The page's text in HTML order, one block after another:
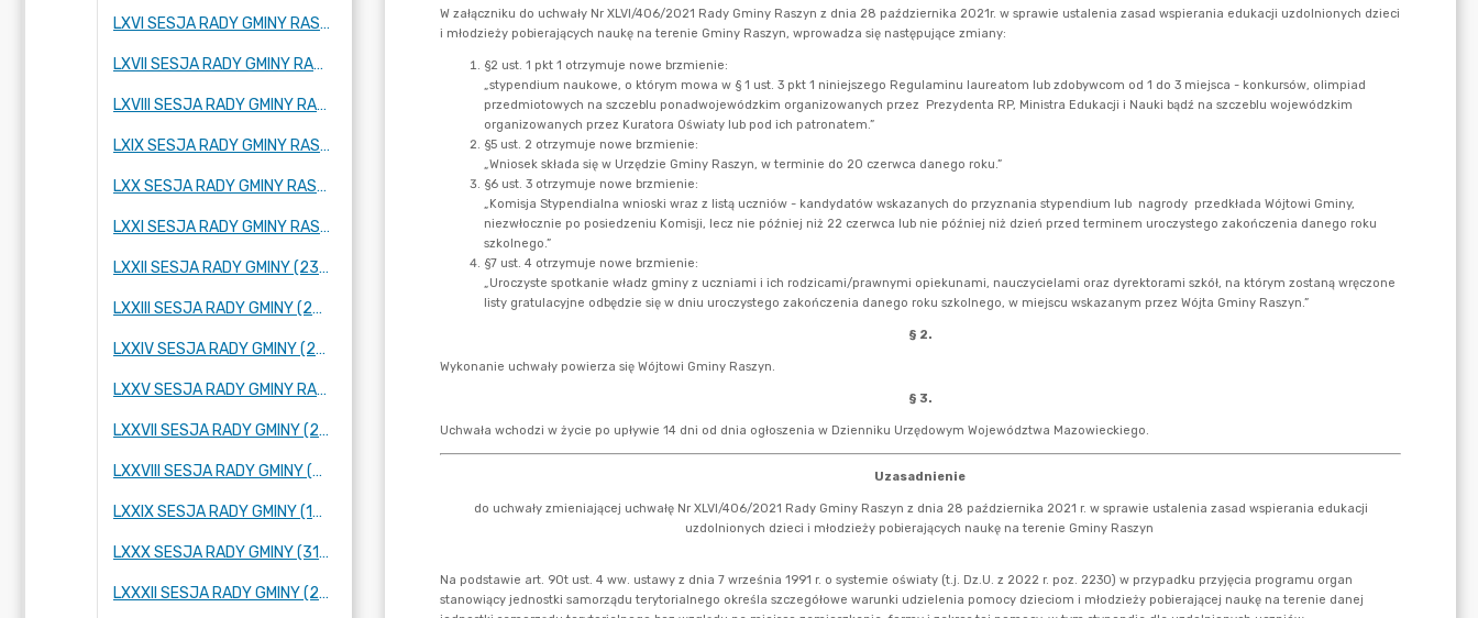
LXVI SESJA RADY GMINY RASZYN (29 LISTOPADA 2022 ROKU)
LXVII SESJA RADY GMINY RASZYN (08 GRUDNIA 2022 ROKU)
LXVIII SESJA RADY GMINY RASZYN (21 GRUDNIA 2022 ROKU)
LXIX SESJA RADY GMINY RASZYN (29 GRUDNIA 2022 ROKU)
LXX SESJA RADY GMINY RASZYN (26 STYCZNIA 2023 R.)
LXXI SESJA RADY GMINY RASZYN (23 LUTEGO 2023 R.)
LXXII SESJA RADY GMINY (23 MARCA 2023 R.)
LXXIII SESJA RADY GMINY (27 KWIETNIA 2023 R.)
LXXIV SESJA RADY GMINY (25 MAJA 2023 R.)
LXXV SESJA RADY GMINY RASZYN (2 CZERWCA 2023 R.)
LXXVII SESJA RADY GMINY (28 CZERWCA 2023 R.)
LXXVIII SESJA RADY GMINY (06 LIPCA 2023 ROKU)
LXXIX SESJA RADY GMINY (10 SIERPNIA 2023 R.)
LXXX SESJA RADY GMINY (31 SIERPNIA 2023 R.)
LXXXII SESJA RADY GMINY (22 WRZEŚNIA 2023 R.)